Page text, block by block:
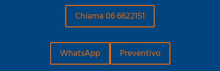
Chiama 06 6622151
WhatsApp Preventivo